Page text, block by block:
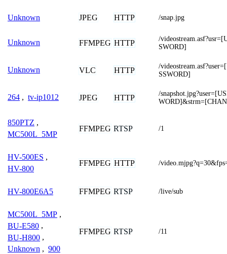
Unknown JPEG HTTP /snap.jpg
Unknown FFMPEG HTTP
/
SWORD]
Unknown VLC HTTP
/
SSWORD]
264 , tv-ip1012 JPEG HTTP
/
850PTZ ,
MC500L_5MP
FFMPEG RTSP /1
HV-500ES ,
HV-800
FFMPEG HTTP /
HV-800E6A5 FFMPEG RTSP /live/sub
MC500L_5MP ,
BU-E580 ,
BU-H800 ,
Unknown , 900
FFMPEG RTSP /11